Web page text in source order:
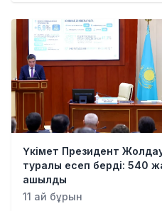
Үкімет Президент
туралы есеп берді: 540
ашылды
11 ай бұрын